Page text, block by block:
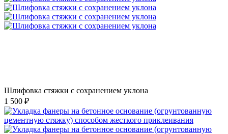
Шлифовка стяжки с сохранением уклона
1 500 ₽